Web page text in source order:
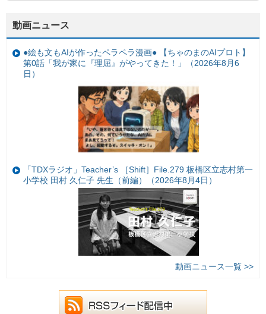
動画ニュース
●絵も文もAIが作ったペラペラ漫画● 【ちゃのまのAIプロト】
第0話「我が家に『理屈』がやってきた！」（2026年8月6
日）
「TDXラジオ」Teacher’s ［Shift］File.279 板橋区立志村第一
小学校 田村 久仁子 先生（前編）（2026年8月4日）
動画ニュース一覧 >>